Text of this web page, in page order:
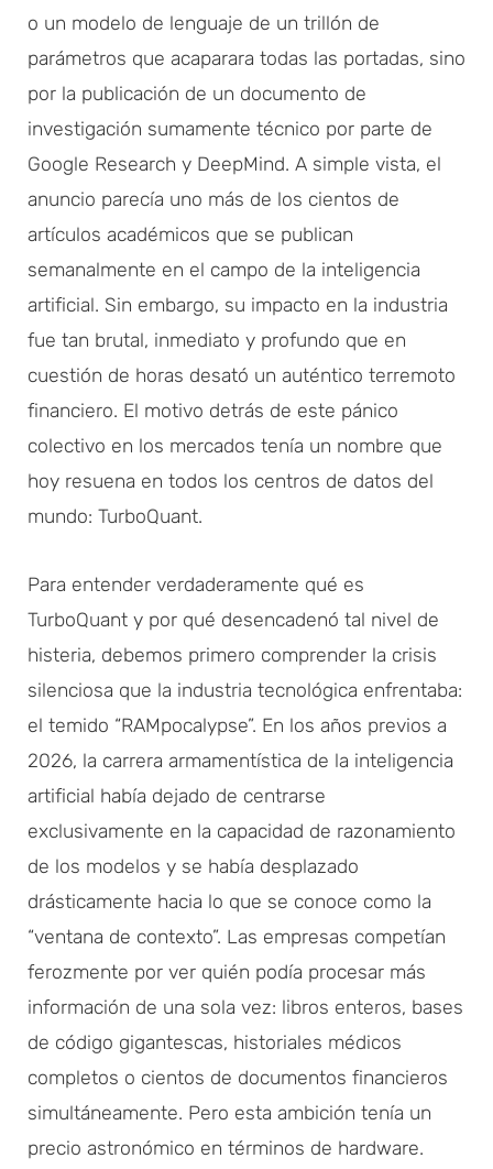
o un modelo de lenguaje de un trillón de
parámetros que acaparara todas las portadas, sino
por la publicación de un documento de
investigación sumamente técnico por parte de
Google Research y DeepMind. A simple vista, el
anuncio parecía uno más de los cientos de
artículos académicos que se publican
semanalmente en el campo de la inteligencia
artificial. Sin embargo, su impacto en la industria
fue tan brutal, inmediato y profundo que en
cuestión de horas desató un auténtico terremoto
financiero. El motivo detrás de este pánico
colectivo en los mercados tenía un nombre que
hoy resuena en todos los centros de datos del
mundo: TurboQuant.
Para entender verdaderamente qué es
TurboQuant y por qué desencadenó tal nivel de
histeria, debemos primero comprender la crisis
silenciosa que la industria tecnológica enfrentaba:
el temido “RAMpocalypse”. En los años previos a
2026, la carrera armamentística de la inteligencia
artificial había dejado de centrarse
exclusivamente en la capacidad de razonamiento
de los modelos y se había desplazado
drásticamente hacia lo que se conoce como la
“ventana de contexto”. Las empresas competían
ferozmente por ver quién podía procesar más
información de una sola vez: libros enteros, bases
de código gigantescas, historiales médicos
completos o cientos de documentos financieros
simultáneamente. Pero esta ambición tenía un
precio astronómico en términos de hardware.